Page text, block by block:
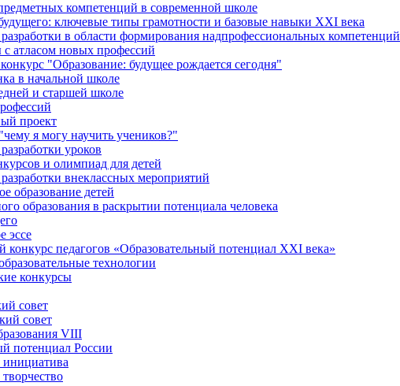
компетенций в современной школе
ключевые типы грамотности и базовые навыки XXI века
в области формирования надпрофессиональных компетенций
атласом новых профессий
"Образование: будущее рождается сегодня"
в начальной школе
и старшей школе
проект
я могу научить учеников?"
уроков
и олимпиад для детей
внеклассных мероприятий
образование детей
образования в раскрытии потенциала человека
эссе
педагогов «Образовательный потенциал XXI века»
технологии
конкурсы
совет
совет
VIII
потенциал России
инициатива